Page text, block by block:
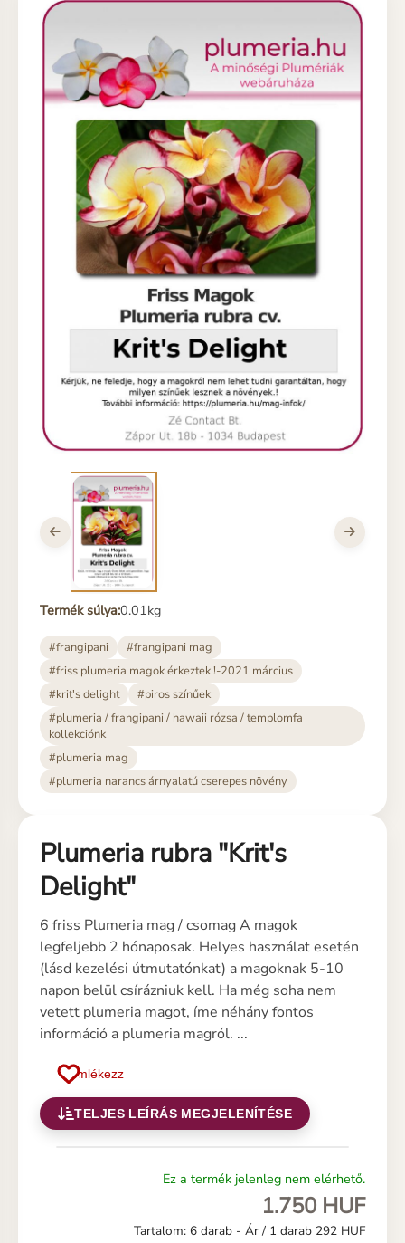
Termék súlya:0.01kg
#frangipani
#frangipani mag
#friss plumeria magok érkeztek !-2021 március
#krit's delight
#piros színűek
#plumeria / frangipani / hawaii rózsa / templomfa
kollekciónk
#plumeria mag
#plumeria narancs árnyalatú cserepes növény
Plumeria rubra "Krit's
Delight"
6 friss Plumeria mag / csomag A magok
legfeljebb 2 hónaposak. Helyes használat esetén
(lásd kezelési útmutatónkat) a magoknak 5-10
napon belül csírázniuk kell. Ha még soha nem
vetett plumeria magot, íme néhány fontos
információ a plumeria magról. ...
Emlékezz
TELJES LEÍRÁS MEGJELENÍTÉSE
Ez a termék jelenleg nem elérhető.
1.750 HUF
Tartalom: 6 darab - Ár / 1 darab 292 HUF